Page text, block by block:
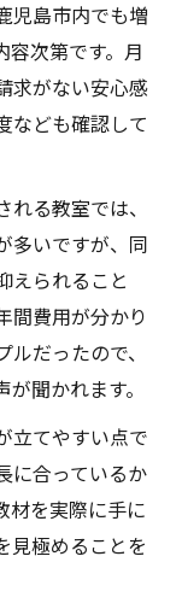
児島市内でも増
容次第です。月
求がない安心感
なども確認して
る教室では、
多いですが、同
えられること
間費用が分かり
だったので、
聞かれます。
立てやすい点で
に合っているか
材を実際に手に
見極めることを